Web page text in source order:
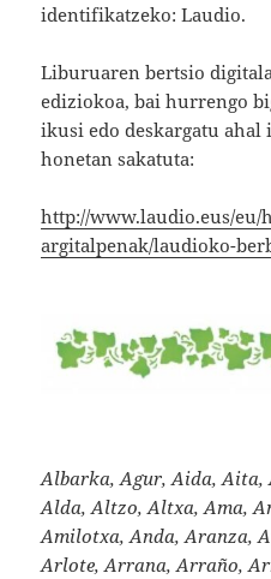
identifikatzeko: Laudio.
Liburuaren bertsio
ediziokoa, bai hurrengo
ikusi edo deskargatu ahal
honetan sakatuta:
http://www.laudio.eus/eu/
argitalpenak/laudioko-
Albarka, Agur, Aida,
Alda, Altzo, Altxa, Ama,
Amilotxa, Anda, Aranza,
Arlote, Arrana, Arraño,